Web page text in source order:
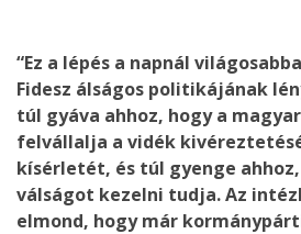
“Ez a lépés a napnál
Fidesz álságos politikájának
túl gyáva ahhoz, hogy a
felvállalja a vidék
kísérletét, és túl gyenge
válságot kezelni tudja. Az
elmond, hogy már